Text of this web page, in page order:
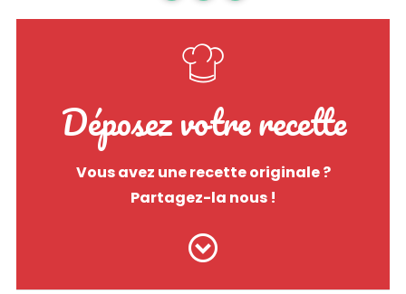
Déposez votre recette
Vous avez une recette originale ?
Partagez-la nous !